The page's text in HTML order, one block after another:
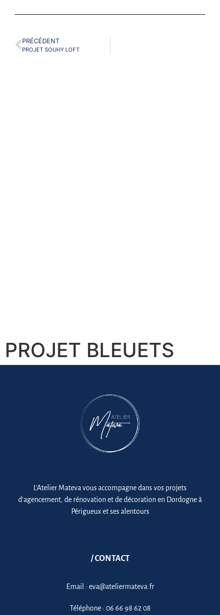
PRÉCÉDENT
PROJET SOUHY LOFT
PROJET BLEUETS
L’Atelier Mateva vous accompagne dans vos projets
d’agencement, de rénovation et de décoration en Dordogne à
Périgueux et ses alentours
/ CONTACT
Email : eva@ateliermateva.fr
Téléphone : 06 66 98 62 08